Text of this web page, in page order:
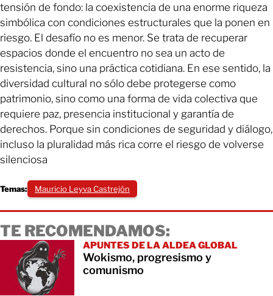
tensión de fondo: la coexistencia de una enorme riqueza
simbólica con condiciones estructurales que la ponen en
riesgo. El desafío no es menor. Se trata de recuperar
espacios donde el encuentro no sea un acto de
resistencia, sino una práctica cotidiana. En ese sentido, la
diversidad cultural no sólo debe protegerse como
patrimonio, sino como una forma de vida colectiva que
requiere paz, presencia institucional y garantía de
derechos. Porque sin condiciones de seguridad y diálogo,
incluso la pluralidad más rica corre el riesgo de volverse
silenciosa
Temas: Mauricio Leyva Castrejón
TE RECOMENDAMOS:
APUNTES DE LA ALDEA GLOBAL
Wokismo, progresismo y
comunismo